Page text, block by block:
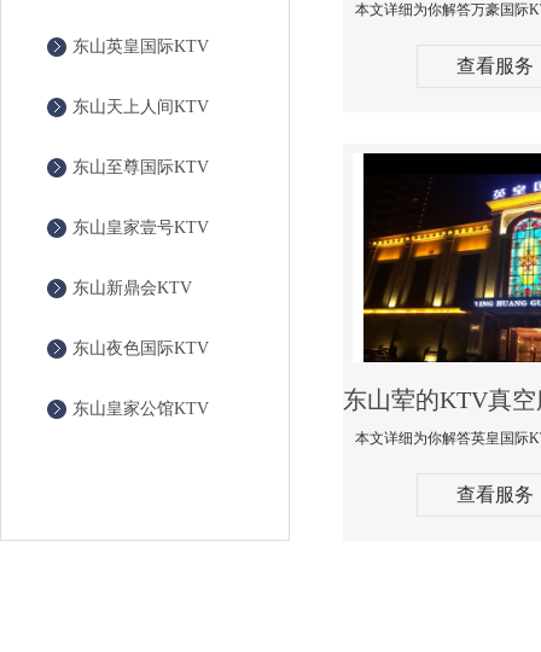
东山英皇国际KTV
东山天上人间KTV
东山至尊国际KTV
东山皇家壹号KTV
东山新鼎会KTV
东山夜色国际KTV
东山皇家公馆KTV
查看服务
查看服务